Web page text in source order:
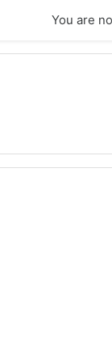
You are